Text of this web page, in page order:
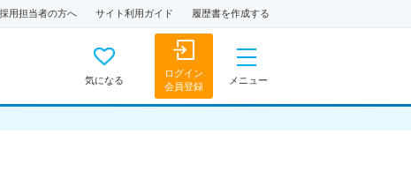
採用担当者の方へ サイト利用ガイド 履歴書を作成する
気になる
ログイン
会員登録
メニュー